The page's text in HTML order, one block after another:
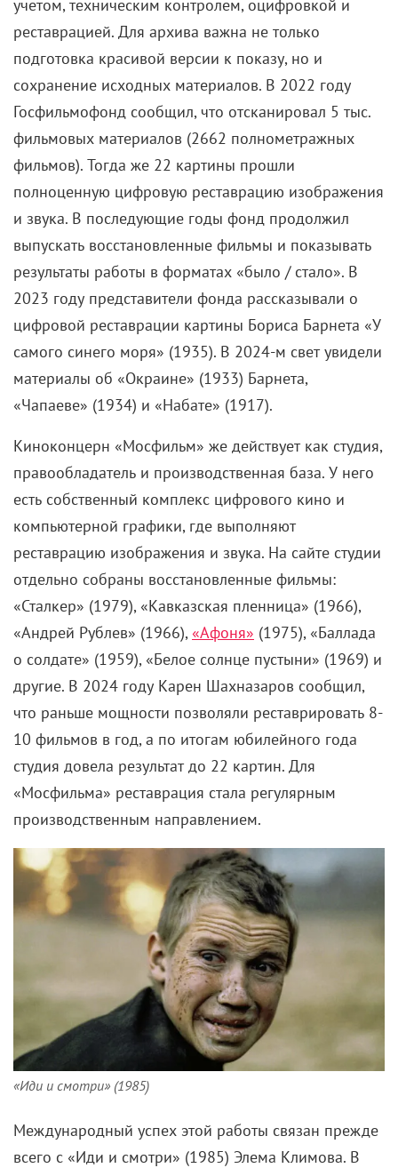
учетом, техническим контролем, оцифровкой и
реставрацией. Для архива важна не только
подготовка красивой версии к показу, но и
сохранение исходных материалов. В 2022 году
Госфильмофонд сообщил, что отсканировал 5 тыс.
фильмовых материалов (2662 полнометражных
фильмов). Тогда же 22 картины прошли
полноценную цифровую реставрацию изображения
и звука. В последующие годы фонд продолжил
выпускать восстановленные фильмы и показывать
результаты работы в форматах «было / стало». В
2023 году представители фонда рассказывали о
цифровой реставрации картины Бориса Барнета «У
самого синего моря» (1935). В 2024-м свет увидели
материалы об «Окраине» (1933) Барнета,
«Чапаеве» (1934) и «Набате» (1917).
Киноконцерн «Мосфильм» же действует как студия,
правообладатель и производственная база. У него
есть собственный комплекс цифрового кино и
компьютерной графики, где выполняют
реставрацию изображения и звука. На сайте студии
отдельно собраны восстановленные фильмы:
«Сталкер» (1979), «Кавказская пленница» (1966),
«Андрей Рублев» (1966),«Афоня» (1975), «Баллада
о солдате» (1959), «Белое солнце пустыни» (1969) и
другие. В 2024 году Карен Шахназаров сообщил,
что раньше мощности позволяли реставрировать 8-
10 фильмов в год, а по итогам юбилейного года
студия довела результат до 22 картин. Для
«Мосфильма» реставрация стала регулярным
производственным направлением.
«Иди и смотри» (1985)
Международный успех этой работы связан прежде
всего с «Иди и смотри» (1985) Элема Климова. В